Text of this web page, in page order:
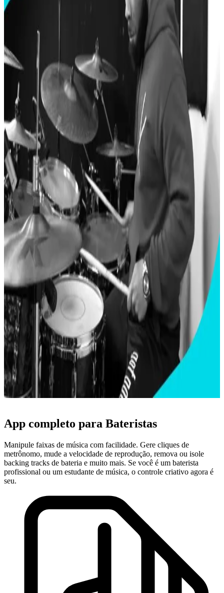
Jerrod “J-Rod” Sullivan
Baterista, arranjador e produtor que já se apresentou com Smokey
Robinson, Kirk Whalum, Jidenna, entre outros
App completo para Bateristas
Manipule faixas de música com facilidade. Gere cliques de
metrônomo, mude a velocidade de reprodução, remova ou isole
backing tracks de bateria e muito mais. Se você é um baterista
profissional ou um estudante de música, o controle criativo agora é
seu.